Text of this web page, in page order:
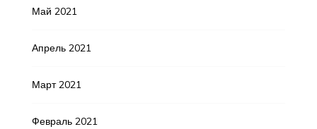
Май 2021
Апрель 2021
Март 2021
Февраль 2021